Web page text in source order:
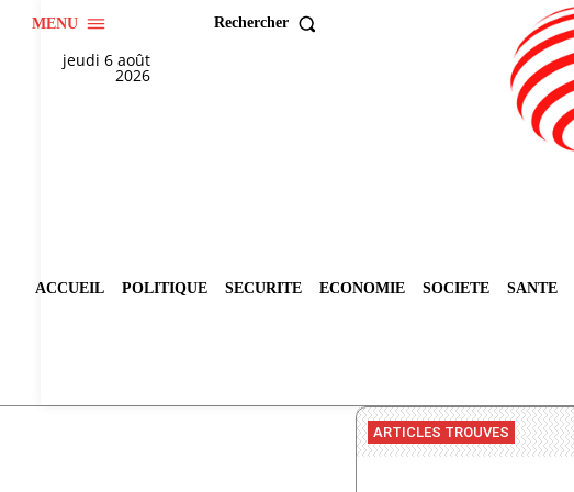
MENU Rechercher
jeudi 6 août
2026
ACCUEIL POLITIQUE SECURITE ECONOMIE SOCIETE SANTE
ARTICLES TROUVES